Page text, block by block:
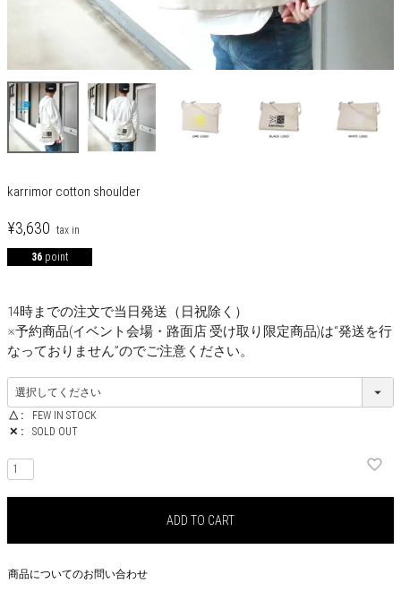
karrimor cotton shoulder
¥3,630
36 point
14時までの注文で当日発送（日祝除く）
※予約商品(イベント会場・路面店 受け取り限定商品)は“発送を行
なっておりません”のでご注意ください。
△
FEW IN STOCK
✕
SOLD OUT
ADD TO CART
商品についてのお問い合わせ